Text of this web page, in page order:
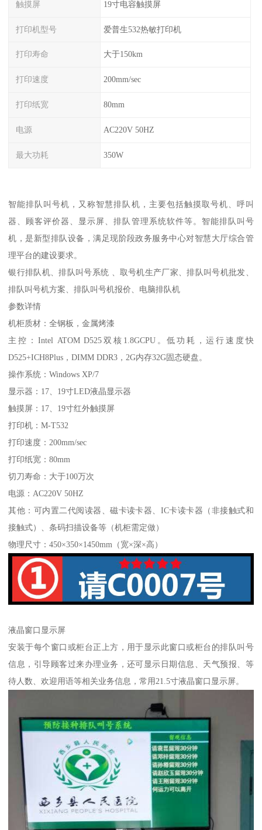
触摸屏 19寸电容触摸屏
打印机型号 爱普生532热敏打印机
打印寿命 大于150km
打印速度 200mm/sec
打印纸宽 80mm
电源 AC220V 50HZ
最大功耗 350W
智能排队叫号机，又称智慧排队机，主要包括触摸取号机、呼叫
器、顾客评价器、显示屏、排队管理系统软件等。智能排队叫号
机，是新型排队设备，满足现阶段政务服务中心对智慧大厅综合管
理平台的建设要求。
银行排队机、排队叫号系统 、取号机生产厂家、排队叫号机批发、
排队叫号机方案、排队叫号机报价、电脑排队机
参数详情
机柜质材：全钢板，金属烤漆
主控：Intel ATOM D525双核1.8GCPU。低功耗，运行速度快
D525+ICH8Plus，DIMM DDR3，2G内存32G固态硬盘。
操作系统：Windows XP/7
显示器：17、19寸LED液晶显示器
触摸屏：17、19寸红外触摸屏
打印机：M-T532
打印速度：200mm/sec
打印纸宽：80mm
切刀寿命：大于100万次
电源：AC220V 50HZ
其他：可内置二代阅读器、磁卡读卡器、IC卡读卡器（非接触式和
接触式）、条码扫描设备等（机柜需定做）
物理尺寸：450×350×1450mm（宽×深×高）
液晶窗口显示屏
安装于每个窗口或柜台正上方，用于显示此窗口或柜台的排队叫号
信息，引导顾客过来办理业务，还可显示日期信息、天气预报、等
待人数、欢迎用语等相关业务信息，常用21.5寸液晶窗口显示屏。